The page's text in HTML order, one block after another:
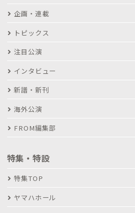
企画・連載
トピックス
注目公演
インタビュー
新譜・新刊
海外公演
FROM編集部
特集・特設
特集TOP
ヤマハホール